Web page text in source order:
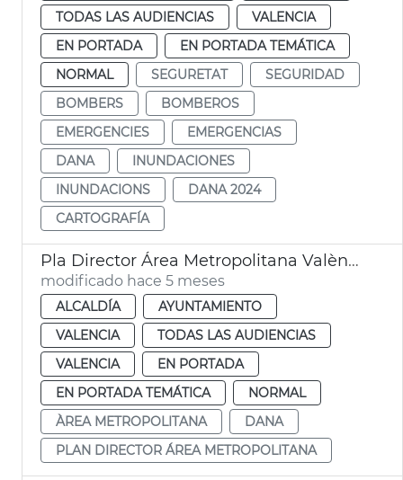
TODAS LAS AUDIENCIAS
VALENCIA
EN PORTADA
EN PORTADA TEMÁTICA
NORMAL
SEGURETAT
SEGURIDAD
BOMBERS
BOMBEROS
EMERGENCIES
EMERGENCIAS
DANA
INUNDACIONES
INUNDACIONS
DANA 2024
CARTOGRAFÍA
Pla Director Área Metropolitana València. Joan Romero
modificado hace 5 meses
ALCALDÍA
AYUNTAMIENTO
VALENCIA
TODAS LAS AUDIENCIAS
VALENCIA
EN PORTADA
EN PORTADA TEMÁTICA
NORMAL
ÀREA METROPOLITANA
DANA
PLAN DIRECTOR ÁREA METROPOLITANA